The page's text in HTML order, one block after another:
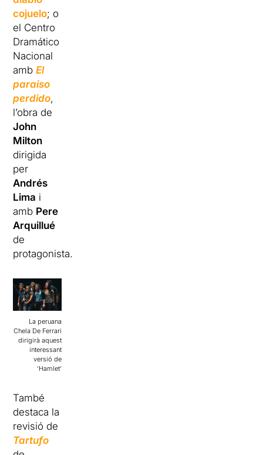
cojuelo; o
el Centro
Dramático
Nacional
ambEl
paraiso
perdido,
l’obra de
John
Milton
dirigida
per
Andrés
Lima i
amb Pere
Arquillué
de
protagonista.
La peruana
Chela De Ferrari
dirigirà aquest
interessant
versió de
‘Hamlet’
També
destaca la
revisió de
Tartufo